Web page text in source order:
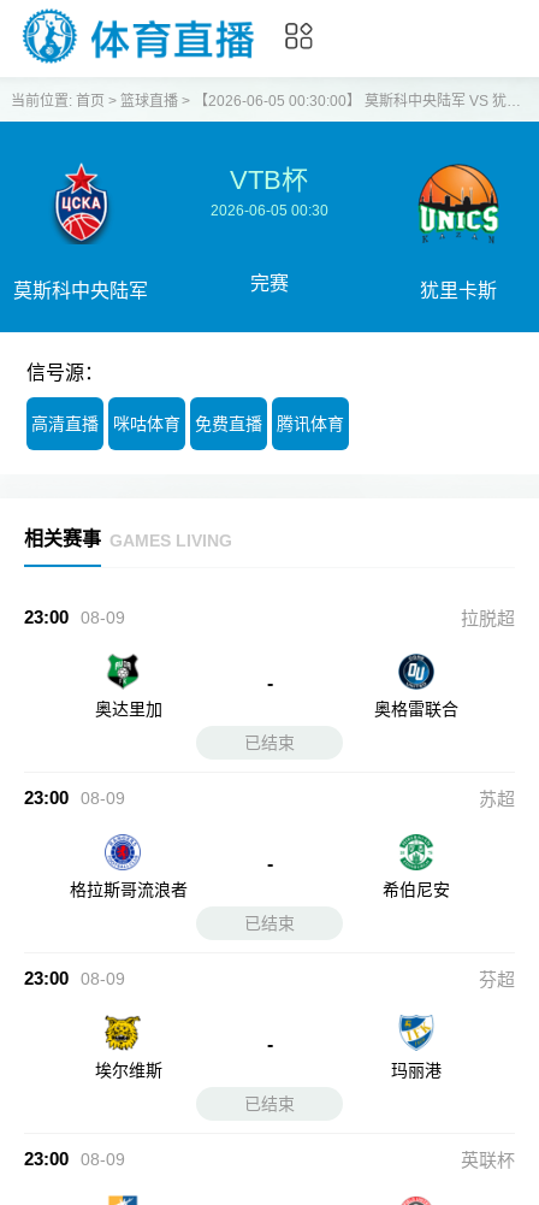
当前位置: 首页 > 篮球直播> 【2026-06-05 00:30:00】 莫斯科中央陆军 VS 犹里卡斯
莫斯科中央陆军
VTB杯
2026-06-05 00:30
完赛 犹里卡斯
信号源：
高清直播 咪咕体育 免费直播 腾讯体育
相关赛事 GAMES LIVING
23:00 08-09 拉脱超
奥达里加
-
奥格雷联合
已结束
23:00 08-09 苏超
格拉斯哥流浪者
-
希伯尼安
已结束
23:00 08-09 芬超
埃尔维斯
-
玛丽港
已结束
23:00 08-09 英联杯